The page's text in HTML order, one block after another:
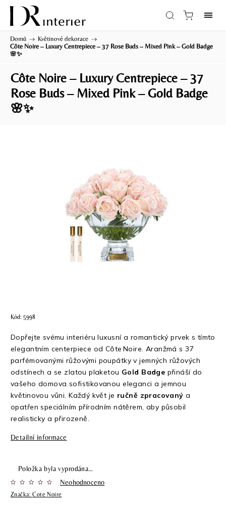
Domů / Květinové dekorace /
Côte Noire – Luxury Centrepiece – 37 Rose Buds – Mixed Pink – Gold Badge
🌸✨
Côte Noire – Luxury Centrepiece – 37
Rose Buds – Mixed Pink – Gold Badge
🌸✨
Kód: 5998
Dopřejte svému interiéru luxusní a romantický prvek s tímto
elegantním centerpiece od Côte Noire. Aranžmá s 37
parfémovanými růžovými poupátky v jemných růžových
odstínech a se zlatou plaketou Gold Badge přináší do
vašeho domova sofistikovanou eleganci a jemnou
květinovou vůni. Každý květ je ručně zpracovaný a
opatřen speciálním přírodním nátěrem, aby působil
realisticky a přirozeně.
Detailní informace
Položka byla vyprodána…
Značka:Cote Noire
Neohodnoceno